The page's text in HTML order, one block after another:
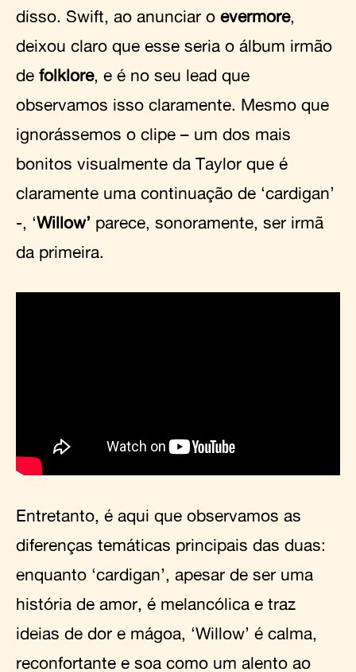
disso. Swift, ao anunciar o evermore,
deixou claro que esse seria o álbum irmão
de folklore, e é no seu lead que
observamos isso claramente. Mesmo que
ignorássemos o clipe – um dos mais
bonitos visualmente da Taylor que é
claramente uma continuação de ‘cardigan’
-, ‘Willow’ parece, sonoramente, ser irmã
da primeira.
Entretanto, é aqui que observamos as
diferenças temáticas principais das duas:
enquanto ‘cardigan’, apesar de ser uma
história de amor, é melancólica e traz
ideias de dor e mágoa, ‘Willow’ é calma,
reconfortante e soa como um alento ao